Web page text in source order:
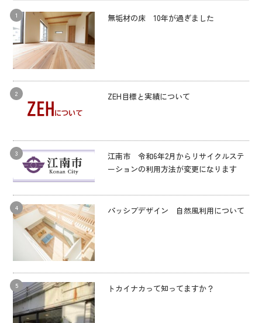
無垢材の床 10年が過ぎました
ZEH目標と実績について
江南市 令和6年2月からリサイクルステ
ーションの利用方法が変更になります
パッシブデザイン 自然風利用について
トカイナカって知ってますか？